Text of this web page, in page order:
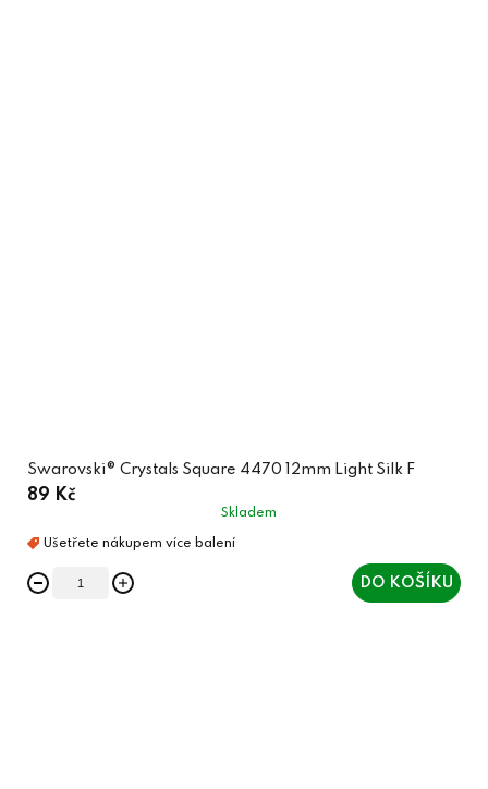
Swarovski® Crystals Square 4470 12mm Light Silk F
89 Kč
Skladem
DO KOŠÍKU